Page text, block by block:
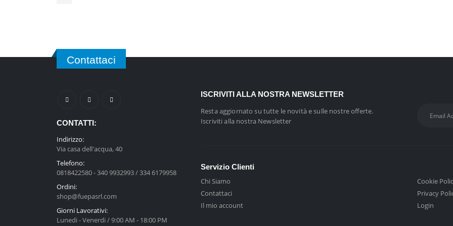
Contattaci
CONTATTI:
Indirizzo:
Via casa dell'acqua, 40
Telefono:
0818422580 - 340 9932993 / 334 6179958
Ordini:
shop@fuepasrl.com
Giorni Lavorativi:
Lunedi - Venerdi / 9:00 AM - 18:00 PM
ISCRIVITI ALLA NOSTRA NEWSLETTER
Resta aggiornato su tutte le novità e sulle nostre offerte.
Iscriviti alla nostra Newsletter
Servizio Clienti
Chi Siamo
Contattaci
Il mio account
Cookie
Privacy
Login